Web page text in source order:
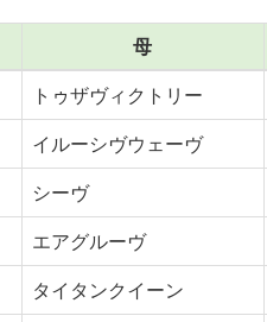
母
トゥザヴィクトリー
イルーシヴウェーヴ
シーヴ
エアグルーヴ
タイタンクイーン